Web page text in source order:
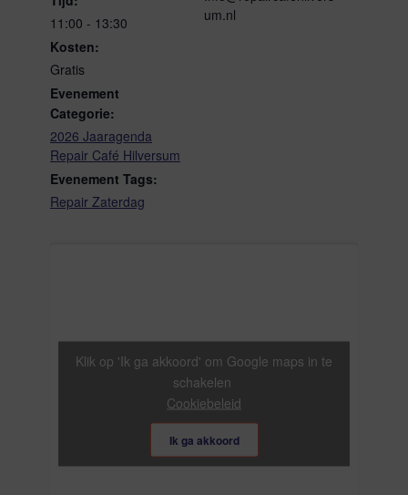
11:00 - 13:30
Kosten:
Gratis
Evenement
Categorie:
2026 Jaaragenda
Repair Café Hilversum
Evenement Tags:
Repair Zaterdag
um.nl
Klik op 'Ik ga akkoord' om Google maps in te
schakelen
Cookiebeleid
Ik ga akkoord